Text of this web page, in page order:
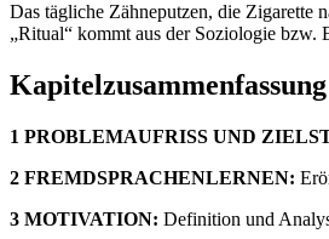
Das tägliche Zähneputzen, die Zigarette
„Ritual“ kommt aus der Soziologie bzw.
Kapitelzusammenfassung
1 PROBLEMAUFRISS UND
2 FREMDSPRACHENLERNEN:
3 MOTIVATION: Definition und